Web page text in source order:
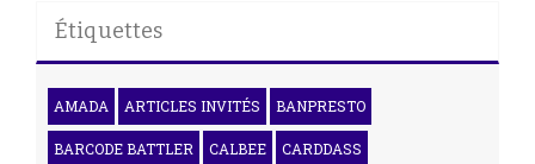
Étiquettes
AMADA ARTICLES INVITÉS BANPRESTO
BARCODE BATTLER CALBEE CARDDASS